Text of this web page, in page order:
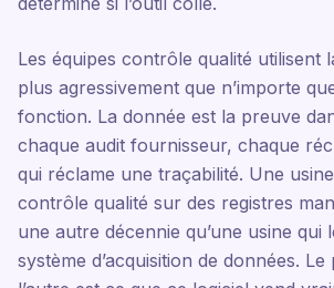
Les équipes contrôle qualité utilisent
plus agressivement que n’importe
fonction. La donnée est la preuve
chaque audit fournisseur, chaque
qui réclame une traçabilité. Une
contrôle qualité sur des registres
une autre décennie qu’une usine qui
système d’acquisition de données. Le